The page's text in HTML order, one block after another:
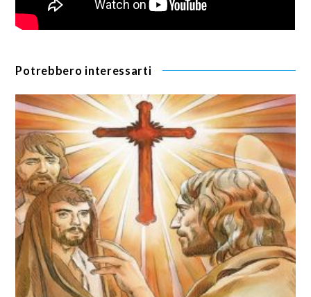
Potrebbero interessarti